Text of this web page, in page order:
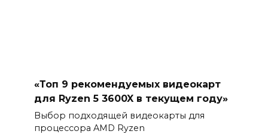
«Топ 9 рекомендуемых видеокарт
для Ryzen 5 3600X в текущем году»
Выбор подходящей видеокарты для
процессора AMD Ryzen